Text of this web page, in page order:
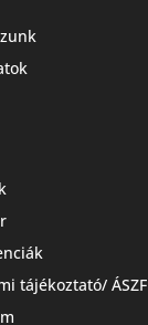
tájékoztató/ ÁSZF